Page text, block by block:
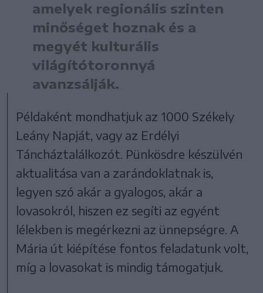
amelyek regionális szinten
minőséget hoznak és a
megyét kulturális
világítótoronnyá
avanzsálják.
Példaként mondhatjuk az 1000 Székely
Leány Napját, vagy az Erdélyi
Táncháztalálkozót. Pünkösdre készülvén
aktualitása van a zarándoklatnak is,
legyen szó akár a gyalogos, akár a
lovasokról, hiszen ez segíti az egyént
lélekben is megérkezni az ünnepségre. A
Mária út kiépítése fontos feladatunk volt,
míg a lovasokat is mindig támogatjuk.